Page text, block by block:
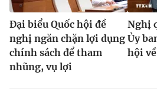
Đại biểu Quốc hội đề
nghị ngăn chặn lợi dụng
chính sách để tham
nhũng, vụ lợi
Nghị
Ủy
hội